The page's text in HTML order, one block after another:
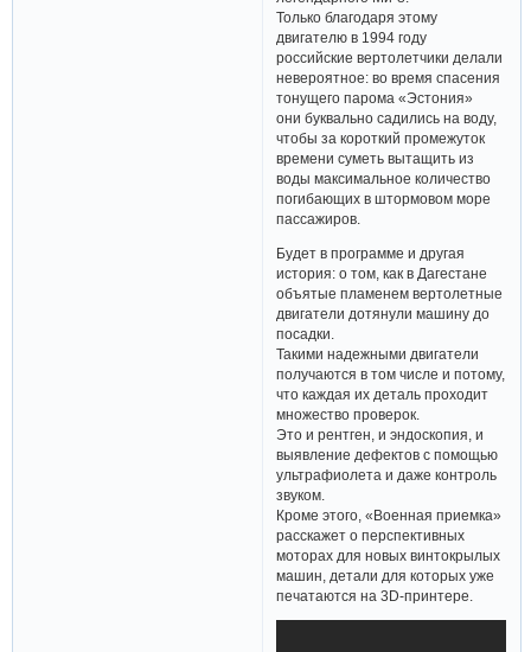
Только благодаря этому
двигателю в 1994 году
российские вертолетчики делали
невероятное: во время спасения
тонущего парома «Эстония»
они буквально садились на воду,
чтобы за короткий промежуток
времени суметь вытащить из
воды максимальное количество
погибающих в штормовом море
пассажиров.
Будет в программе и другая
история: о том, как в Дагестане
объятые пламенем вертолетные
двигатели дотянули машину до
посадки.
Такими надежными двигатели
получаются в том числе и потому,
что каждая их деталь проходит
множество проверок.
Это и рентген, и эндоскопия, и
выявление дефектов с помощью
ультрафиолета и даже контроль
звуком.
Кроме этого, «Военная приемка»
расскажет о перспективных
моторах для новых винтокрылых
машин, детали для которых уже
печатаются на 3D-принтере.